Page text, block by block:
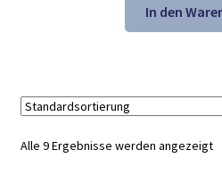
war:
68,89 €
In den
Alle 9 Ergebnisse werden angezeigt